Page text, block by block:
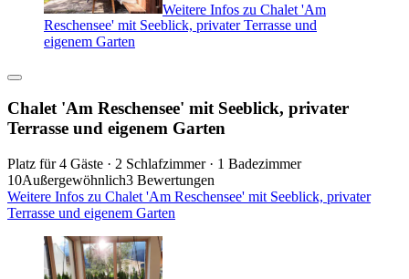
Weitere Infos zu Chalet 'Am
Reschensee' mit Seeblick, privater Terrasse und
eigenem Garten
Chalet 'Am Reschensee' mit Seeblick, privater
Terrasse und eigenem Garten
Platz für 4 Gäste · 2 Schlafzimmer · 1 Badezimmer
10Außergewöhnlich3 Bewertungen
Weitere Infos zu Chalet 'Am Reschensee' mit Seeblick, privater
Terrasse und eigenem Garten